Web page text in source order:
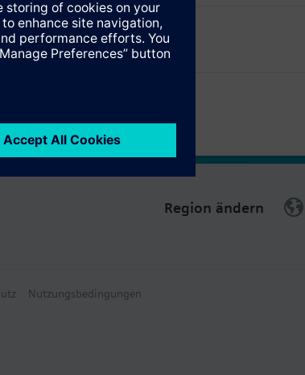
Region ändern
Nutzungsbedingungen